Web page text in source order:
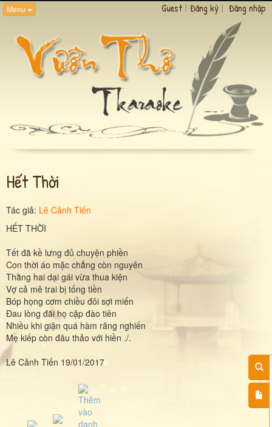
Menu Guest | Đăng ký | Đăng nhập
Hết Thời
Tác giả: Lê Cảnh Tiến
HẾT THỜI
Tết đã kề lưng đủ chuyện phiền
Con thời áo mặc chẳng còn nguyên
Thằng hai dại gái vừa thua kiện
Vợ cả mê trai bị tống tiền
Bóp họng cơm chiều đôi sợi miến
Đau lòng đãi họ cặp đào tiên
Nhiều khi giận quá hàm răng nghiến
Mẹ kiếp còn đâu thảo với hiền ./.
Lê Cảnh Tiến 19/01/2017